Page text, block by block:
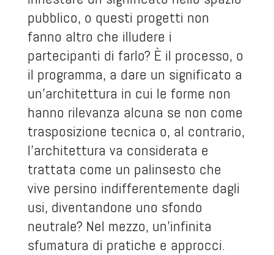
pubblico, o questi progetti non
fanno altro che illudere i
partecipanti di farlo? È il processo, o
il programma, a dare un significato a
un’architettura in cui le forme non
hanno rilevanza alcuna se non come
trasposizione tecnica o, al contrario,
l’architettura va considerata e
trattata come un palinsesto che
vive persino indifferentemente dagli
usi, diventandone uno sfondo
neutrale? Nel mezzo, un’infinita
sfumatura di pratiche e approcci.